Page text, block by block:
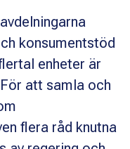
konsumentstöd
enheter är
att samla och
flera råd knutna